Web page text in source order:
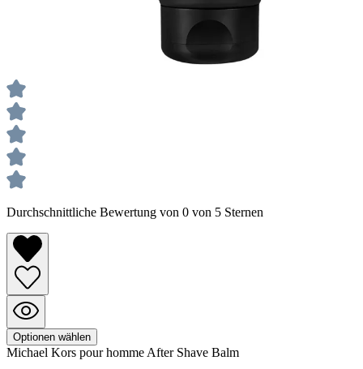
Durchschnittliche Bewertung von 0 von 5 Sternen
Optionen wählen
Michael Kors pour homme After Shave Balm